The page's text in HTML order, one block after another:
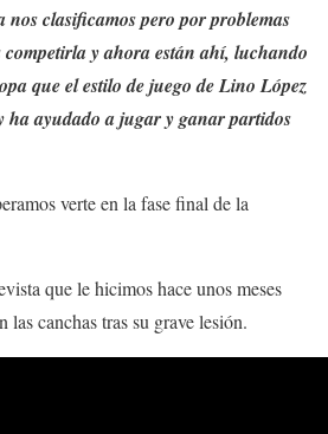
clasificamos pero por problemas
y ahora están ahí, luchando
que el estilo de juego de Lino López
ha ayudado a jugar y ganar partidos
verte en la fase final de la
que le hicimos hace unos meses
las canchas tras su grave lesión.